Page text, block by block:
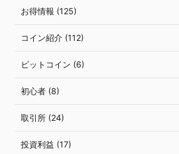
お得情報 (125)
コイン紹介 (112)
ビットコイン (6)
初心者 (8)
取引所 (24)
投資利益 (17)